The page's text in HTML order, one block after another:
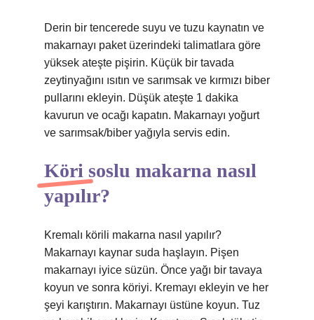
Derin bir tencerede suyu ve tuzu kaynatın ve
makarnayı paket üzerindeki talimatlara göre
yüksek ateşte pişirin. Küçük bir tavada
zeytinyağını ısıtın ve sarımsak ve kırmızı biber
pullarını ekleyin. Düşük ateşte 1 dakika
kavurun ve ocağı kapatın. Makarnayı yoğurt
ve sarımsak/biber yağıyla servis edin.
Köri soslu makarna nasıl
yapılır?
Kremalı körili makarna nasıl yapılır?
Makarnayı kaynar suda haşlayın. Pişen
makarnayı iyice süzün. Önce yağı bir tavaya
koyun ve sonra köriyi. Kremayı ekleyin ve her
şeyi karıştırın. Makarnayı üstüne koyun. Tuz